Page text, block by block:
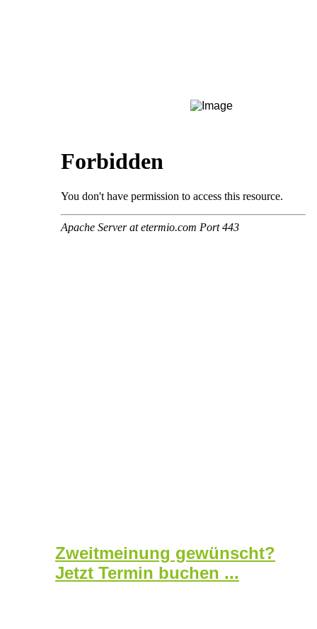
Zweitmeinung gewünscht?
Jetzt Termin buchen ...